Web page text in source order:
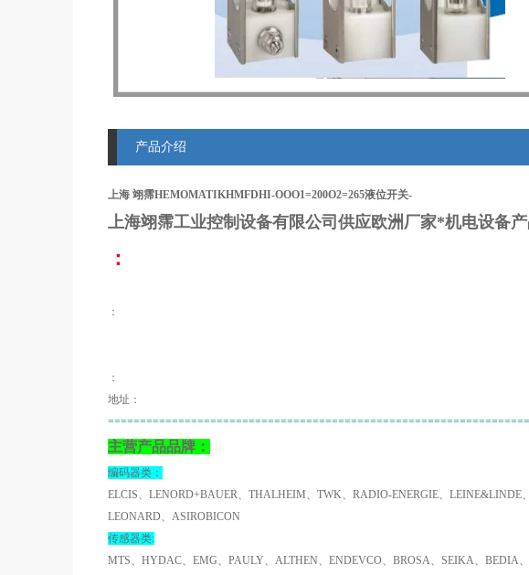
产品介绍
上海 翊霈HEMOMATIKHMFDHI-OOO1=200O2=265液位开关-
上海翊霈工业控制设备有限公司供应欧洲厂家*机电设备
：
：
：
地址：
主营产品品牌：
编码器类：
ELCIS、LENORD+BAUER、THALHEIM、TWK、RADIO-ENERGIE、LEINE&LINDE
LEONARD、ASIROBICON
传感器类:
MTS、HYDAC、EMG、PAULY、ALTHEN、ENDEVCO、BROSA、SEIKA、BEDIA、